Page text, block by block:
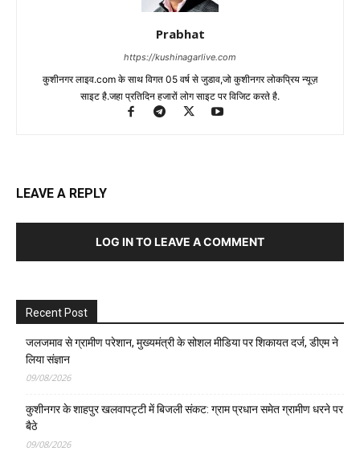
Prabhat
https://kushinagarlive.com
कुशीनगर लाइव.com के साथ विगत 05 वर्ष से जुडाव,जो कुशीनगर लोकप्रिय न्यूज़
साइट है.जहा प्रतिदिन हजारों लोग साइट पर विजिट करते है.
LEAVE A REPLY
LOG IN TO LEAVE A COMMENT
Recent Post
जलजमाव से ग्रामीण परेशान, मुख्यमंत्री के सोशल मीडिया पर शिकायत दर्ज, डीएम ने
लिया संज्ञान
09/08/2026
कुशीनगर के शाहपुर खलवापट्टी में बिजली संकट: ग्राम प्रधान समेत ग्रामीण धरने पर
बैठे
09/08/2026